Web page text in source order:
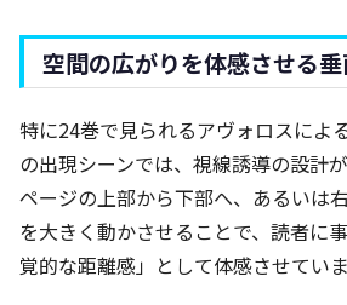
空間の広がりを体感させる
特に24巻で見られるアヴォロスによ
の出現シーンでは、視線誘導の設計
ページの上部から下部へ、あるいは
を大きく動かさせることで、読者に
覚的な距離感」として体感させていま